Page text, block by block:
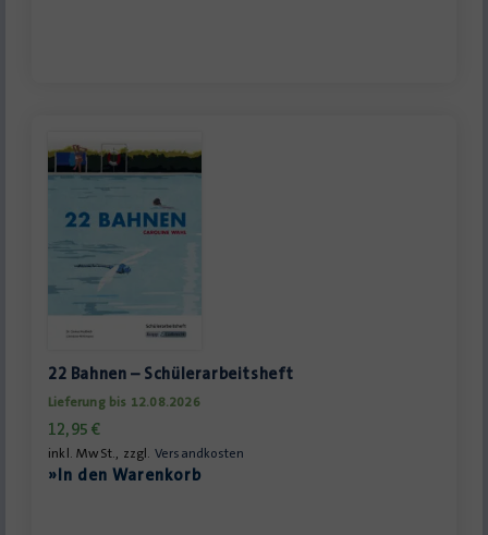
22 Bahnen – Schülerarbeitsheft
Lieferung bis 12.08.2026
12,95€
inkl. MwSt., zzgl. Versandkosten
»In den Warenkorb